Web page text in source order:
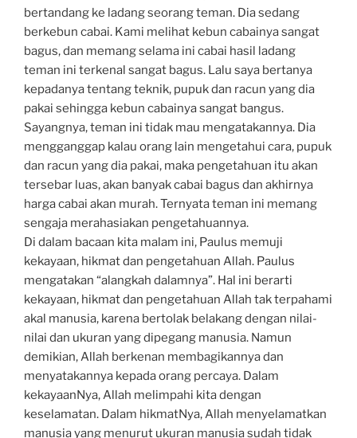
bertandang ke ladang seorang teman. Dia sedang
berkebun cabai. Kami melihat kebun cabainya sangat
bagus, dan memang selama ini cabai hasil ladang
teman ini terkenal sangat bagus. Lalu saya bertanya
kepadanya tentang teknik, pupuk dan racun yang dia
pakai sehingga kebun cabainya sangat bangus.
Sayangnya, teman ini tidak mau mengatakannya. Dia
mengganggap kalau orang lain mengetahui cara, pupuk
dan racun yang dia pakai, maka pengetahuan itu akan
tersebar luas, akan banyak cabai bagus dan akhirnya
harga cabai akan murah. Ternyata teman ini memang
sengaja merahasiakan pengetahuannya.
Di dalam bacaan kita malam ini, Paulus memuji
kekayaan, hikmat dan pengetahuan Allah. Paulus
mengatakan “alangkah dalamnya”. Hal ini berarti
kekayaan, hikmat dan pengetahuan Allah tak terpahami
akal manusia, karena bertolak belakang dengan nilai-
nilai dan ukuran yang dipegang manusia. Namun
demikian, Allah berkenan membagikannya dan
menyatakannya kepada orang percaya. Dalam
kekayaanNya, Allah melimpahi kita dengan
keselamatan. Dalam hikmatNya, Allah menyelamatkan
manusia yang menurut ukuran manusia sudah tidak